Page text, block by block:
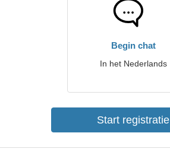
Begin chat
In het Nederlands
Start registratie